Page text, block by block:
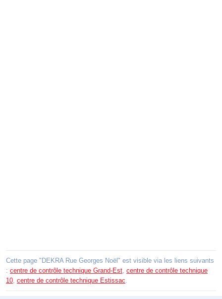
Cette page "DEKRA Rue Georges Noël" est visible via les liens suivants
: centre de contrôle technique Grand-Est, centre de contrôle technique
10, centre de contrôle technique Estissac.